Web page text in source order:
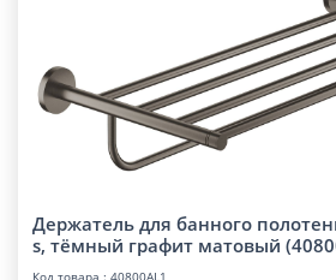
Держатель для банного
s, тёмный графит матовый (4080